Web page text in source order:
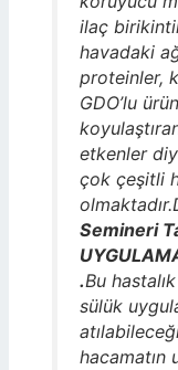
ilaç
havadaki
proteinler,
GDO’lu
etkenler
çok çeşitli
Semineri
.Bu
sülük
hacamatın